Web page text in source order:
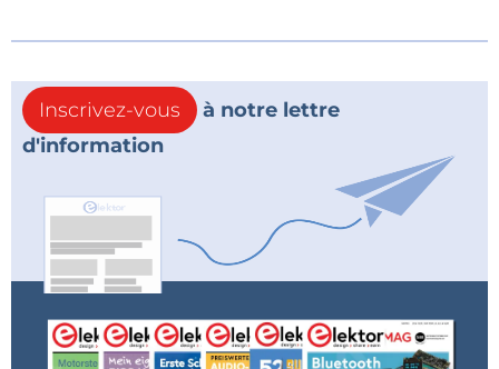
Inscrivez-vous
à notre lettre
d'information